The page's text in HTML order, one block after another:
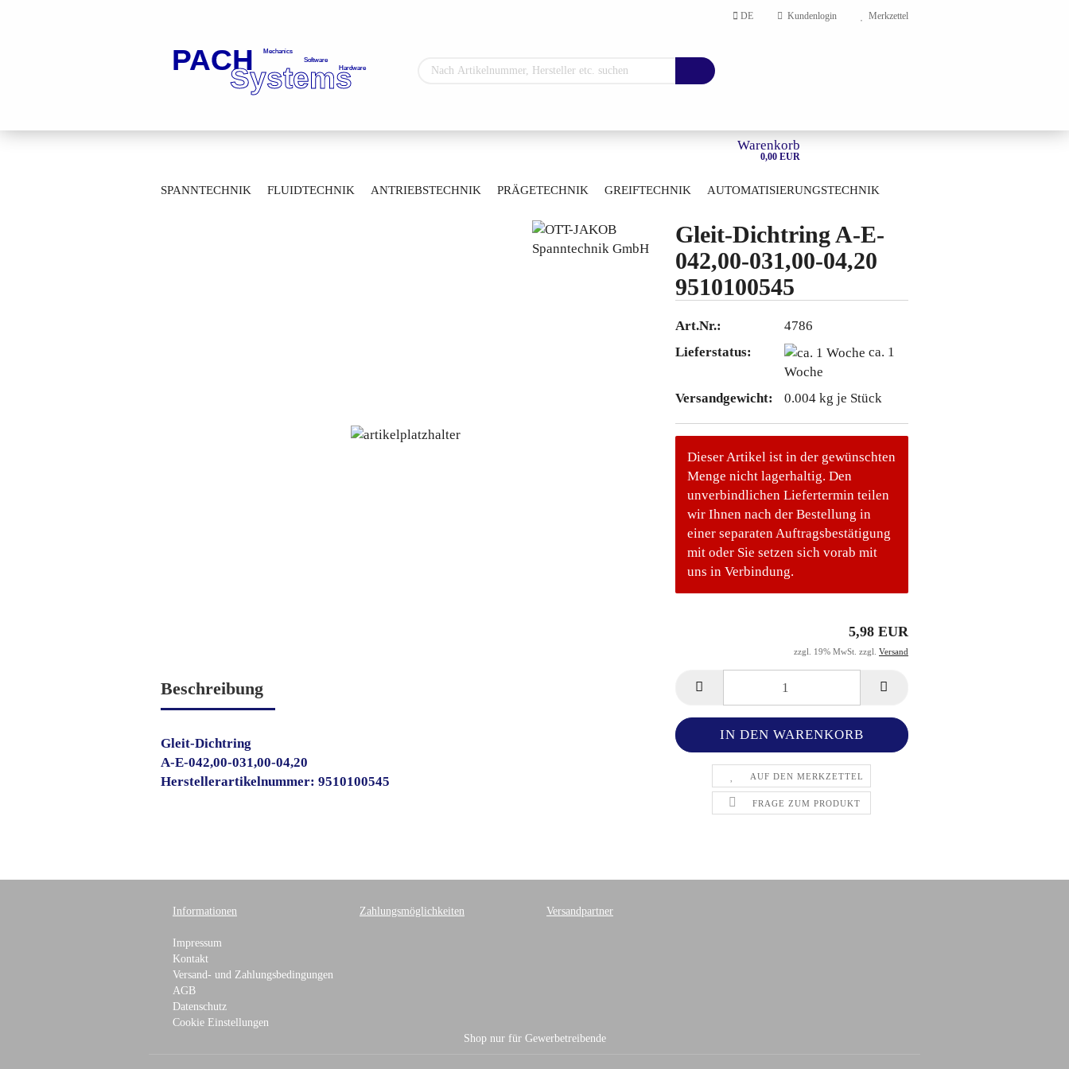
DE Kundenlogin
Konto erstellen
Passwort vergessen?
Merkzettel
Warenkorb
0,00 EUR
SPANNTECHNIK FLUIDTECHNIK ANTRIEBSTECHNIK PRÄGETECHNIK GREIFTECHNIK AUTOMATISIERUNGSTECHNIK
Gleit-Dichtring A-E-
042,00-031,00-04,20
9510100545
Art.Nr.:
4786
Lieferstatus:
ca. 1
Woche
Versandgewicht:
0.004kg je Stück
Dieser Artikel ist in der gewünschten
Menge nicht lagerhaltig. Den
unverbindlichen Liefertermin teilen
wir Ihnen nach der Bestellung in
einer separaten Auftragsbestätigung
mit oder Sie setzen sich vorab mit
uns in Verbindung.
5,98 EUR
zzgl. 19% MwSt. zzgl. Versand
AUF DEN MERKZETTEL
FRAGE ZUM PRODUKT
Beschreibung
Gleit-Dichtring
A-E-042,00-031,00-04,20
Herstellerartikelnummer: 9510100545
Informationen
Impressum
Kontakt
Versand- und Zahlungsbedingungen
AGB
Datenschutz
Cookie Einstellungen
Zahlungsmöglichkeiten Versandpartner
Shop nur für Gewerbetreibende